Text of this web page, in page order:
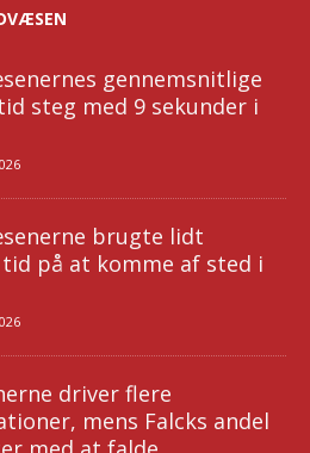
gennemsnitlige
steg med 9 sekunder i
brugte lidt
på at komme af sted i
driver flere
mens Falcks andel